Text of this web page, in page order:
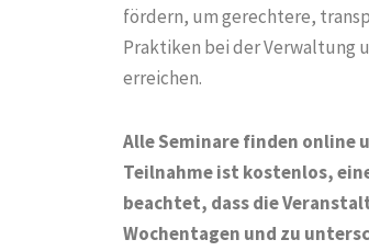
fördern, um gerechtere,
Praktiken bei der Verwaltung
erreichen.
Alle Seminare finden online
Teilnahme ist kostenlos,
beachtet, dass die
Wochentagen und zu